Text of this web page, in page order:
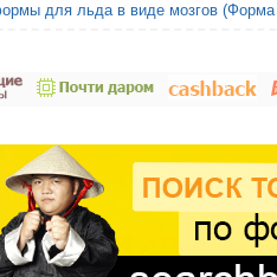
для льда в виде мозгов